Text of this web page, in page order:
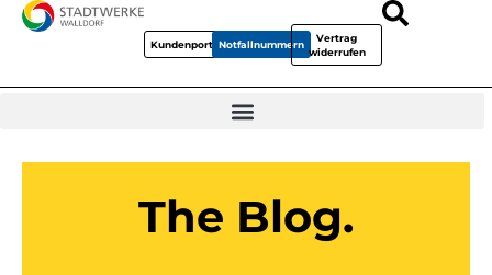
KundenportalNotfallnummern
Vertrag
widerrufen
The Blog.